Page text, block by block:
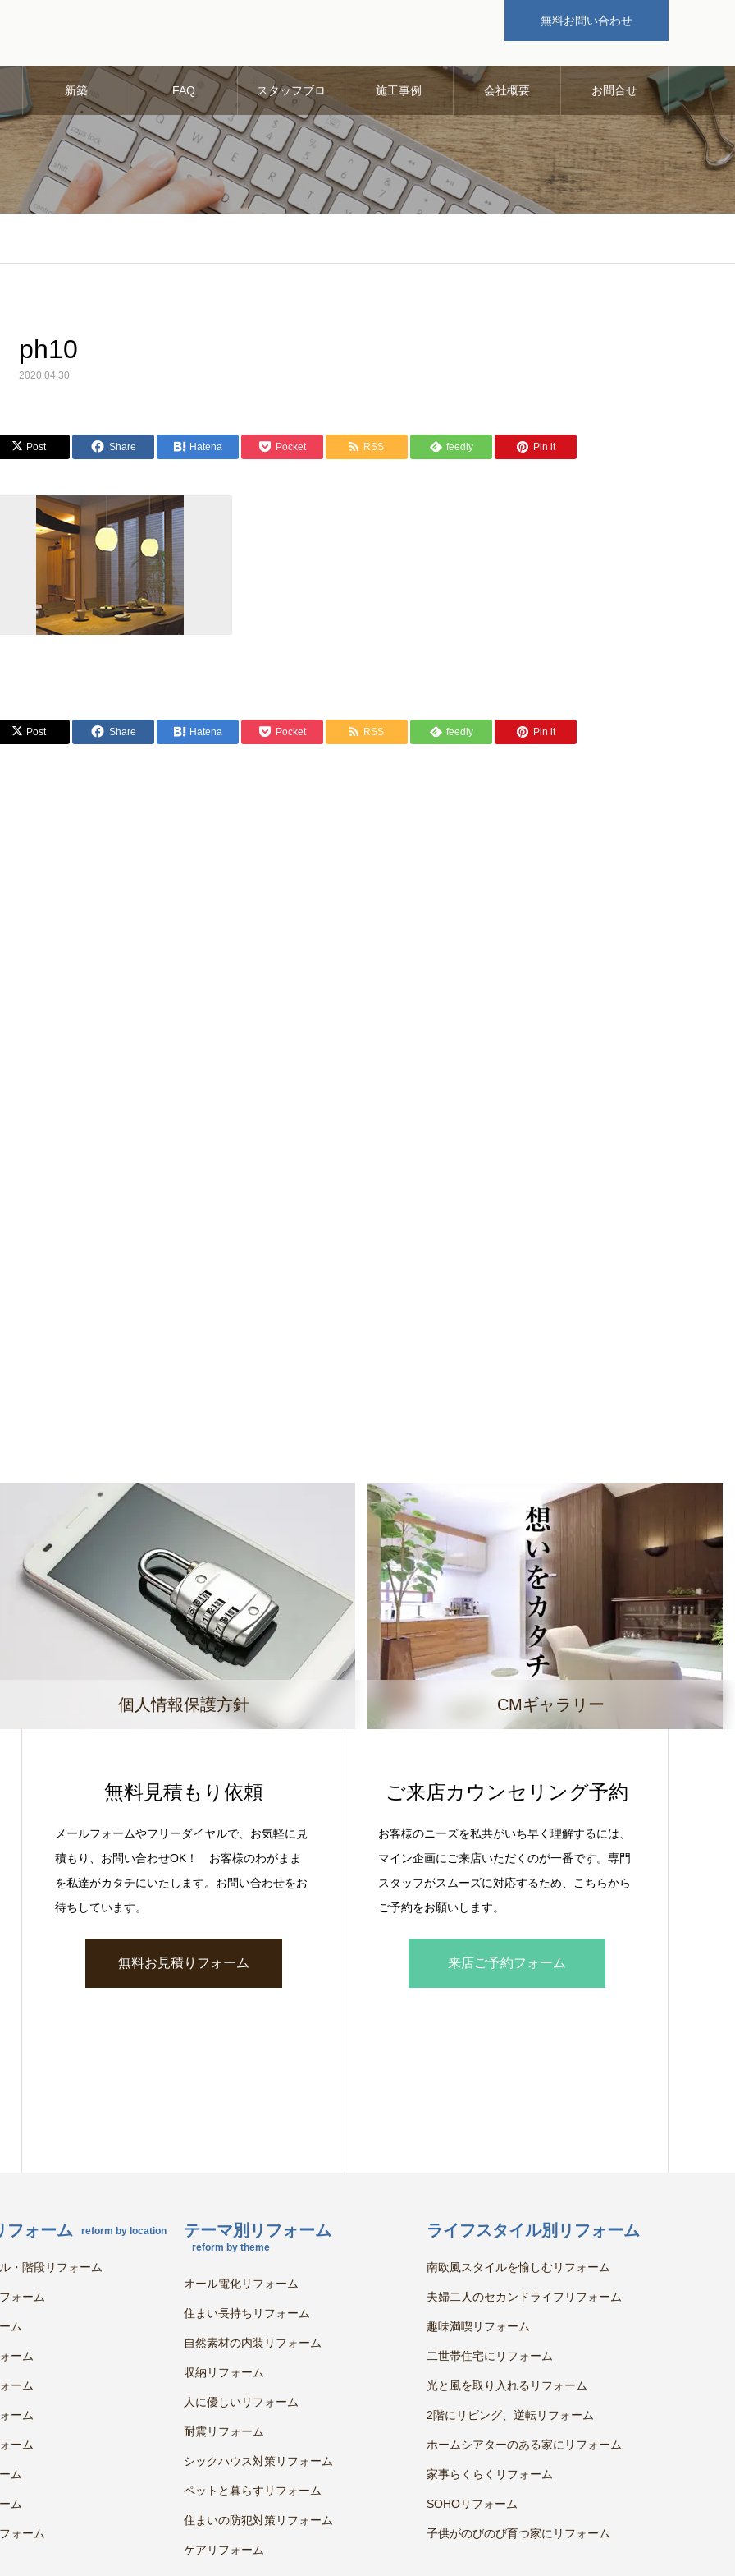
無料お問い合わせ
新築 FAQ スタッフブロ
グ
施工事例 会社概要 お問合せ
ph10
2020.04.30
Post Share Hatena Pocket RSS feedly Pin it
Post Share Hatena Pocket RSS feedly Pin it
個人情報保護方針 CMギャラリー
無料見積もり依頼
メールフォームやフリーダイヤルで、お気軽に見
積もり、お問い合わせOK！ お客様のわがまま
を私達がカタチにいたします。お問い合わせをお
待ちしています。
無料お見積りフォーム
ご来店カウンセリング予約
お客様のニーズを私共がいち早く理解するには、
マイン企画にご来店いただくのが一番です。専門
スタッフがスムーズに対応するため、こちらから
ご予約をお願いします。
来店ご予約フォーム
フォーム reform by location
・階段リフォーム
ォーム
ム
ーム
ーム
ーム
ーム
ム
ム
ォーム
テーマ別リフォーム
reform by theme
オール電化リフォーム
住まい長持ちリフォーム
自然素材の内装リフォーム
収納リフォーム
人に優しいリフォーム
耐震リフォーム
シックハウス対策リフォーム
ペットと暮らすリフォーム
住まいの防犯対策リフォーム
ケアリフォーム
ライフスタイル別リフォーム
南欧風スタイルを愉しむリフォーム
夫婦二人のセカンドライフリフォーム
趣味満喫リフォーム
二世帯住宅にリフォーム
光と風を取り入れるリフォーム
2階にリビング、逆転リフォーム
ホームシアターのある家にリフォーム
家事らくらくリフォーム
SOHOリフォーム
子供がのびのび育つ家にリフォーム